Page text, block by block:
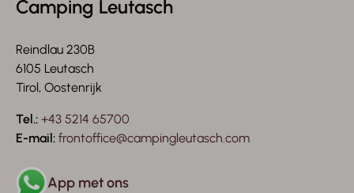
Camping Leutasch
Reindlau 230B
6105 Leutasch
Tirol, Oostenrijk
Tel.: +43 5214 65700
E-mail: frontoffice@campingleutasch.com
App met ons